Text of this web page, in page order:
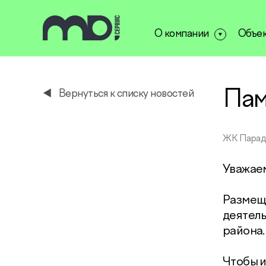
О компании
Вернуться к списку новостей
ЖК
района.
Чтобы